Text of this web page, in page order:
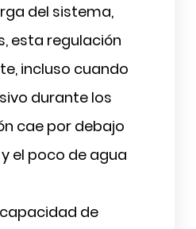
del sistema,
esta regulación
incluso cuando
durante los
cae por debajo
el poco de agua
de